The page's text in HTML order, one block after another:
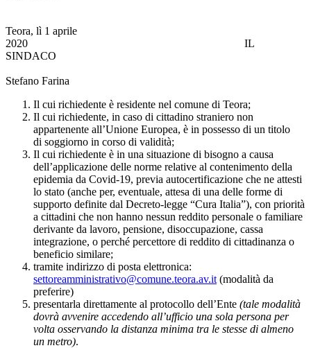
Teora, lì 1 aprile
2020 IL
SINDACO
Stefano Farina
Il cui richiedente è residente nel comune di Teora;
Il cui richiedente, in caso di cittadino straniero non
appartenente all’Unione Europea, è in possesso di un titolo
di soggiorno in corso di validità;
Il cui richiedente è in una situazione di bisogno a causa
dell’applicazione delle norme relative al contenimento della
epidemia da Covid-19, previa autocertificazione che ne attesti
lo stato (anche per, eventuale, attesa di una delle forme di
supporto definite dal Decreto-legge “Cura Italia”), con priorità
a cittadini che non hanno nessun reddito personale o familiare
derivante da lavoro, pensione, disoccupazione, cassa
integrazione, o perché percettore di reddito di cittadinanza o
beneficio similare;
tramite indirizzo di posta elettronica:
settoreamministrativo@comune.teora.av.it (modalità da
preferire)
presentarla direttamente al protocollo dell’Ente (tale modalità
dovrà avvenire accedendo all’ufficio una sola persona per
volta osservando la distanza minima tra le stesse di almeno
un metro).